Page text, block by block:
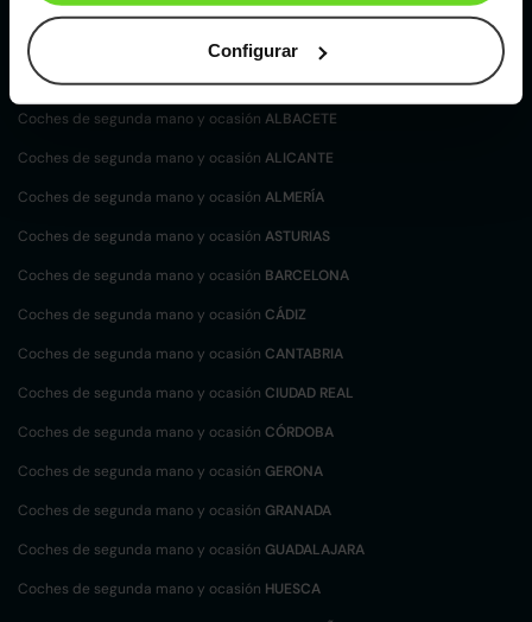
Configurar
Coches de segunda mano y ocasión por
localización
Coches de segunda mano y ocasión ALBACETE
Coches de segunda mano y ocasión ALICANTE
Coches de segunda mano y ocasión ALMERÍA
Coches de segunda mano y ocasión ASTURIAS
Coches de segunda mano y ocasión BARCELONA
Coches de segunda mano y ocasión CÁDIZ
Coches de segunda mano y ocasión CANTABRIA
Coches de segunda mano y ocasión CIUDAD REAL
Coches de segunda mano y ocasión CÓRDOBA
Coches de segunda mano y ocasión GERONA
Coches de segunda mano y ocasión GRANADA
Coches de segunda mano y ocasión GUADALAJARA
Coches de segunda mano y ocasión HUESCA